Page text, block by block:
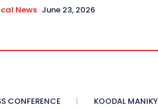
News June 23, 2026
CONFERENCE KOODAL